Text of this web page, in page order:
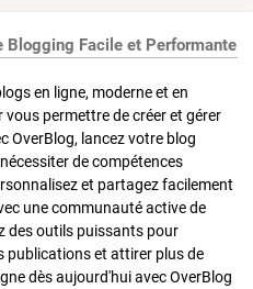
Blogging Facile et Performante
en ligne, moderne et en
permettre de créer et gérer
OverBlog, lancez votre blog
de compétences
et partagez facilement
une communauté active de
des outils puissants pour
publications et attirer plus de
dès aujourd'hui avec OverBlog